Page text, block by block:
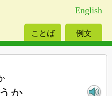
English
ことば 例文
か